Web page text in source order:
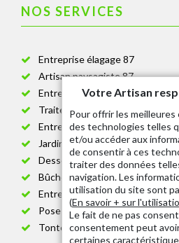
NOS SERVICES
Entreprise élagage 87
Artisan paysagiste 87
Entreprise de jardinage 87
Traitement anti-chenille 87
Entreprise abattage arbre 87
Jardinier taille de haie 87
Dessouchage arbre et haie 87
Bûcheron 87
Entretien espace vert cimetière
Pose et changement grillage et
Tonte de pelouse 87
Votre Artisan
Pour offrir les
des technologies telles
et/ou accéder aux
de consentir à ces
traiter des données
navigation. Les
utilisation du site sont
(En savoir + sur
Le fait de ne pas
consentement peut
certaines